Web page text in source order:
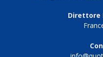
Direttore